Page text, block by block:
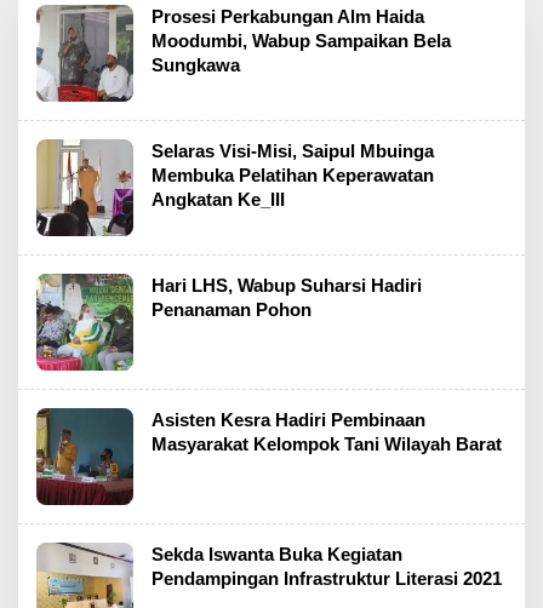
Prosesi Perkabungan Alm Haida
Moodumbi, Wabup Sampaikan Bela
Sungkawa
Selaras Visi-Misi, Saipul Mbuinga
Membuka Pelatihan Keperawatan
Angkatan Ke_III
Hari LHS, Wabup Suharsi Hadiri
Penanaman Pohon
Asisten Kesra Hadiri Pembinaan
Masyarakat Kelompok Tani Wilayah Barat
Sekda Iswanta Buka Kegiatan
Pendampingan Infrastruktur Literasi 2021